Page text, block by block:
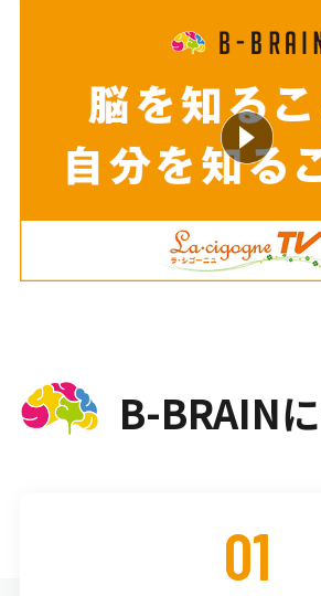
B-BRAIN
01